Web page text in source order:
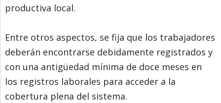
productiva local.
Entre otros aspectos, se fija que los trabajadores
deberán encontrarse debidamente registrados y
con una antigüedad mínima de doce meses en
los registros laborales para acceder a la
cobertura plena del sistema.